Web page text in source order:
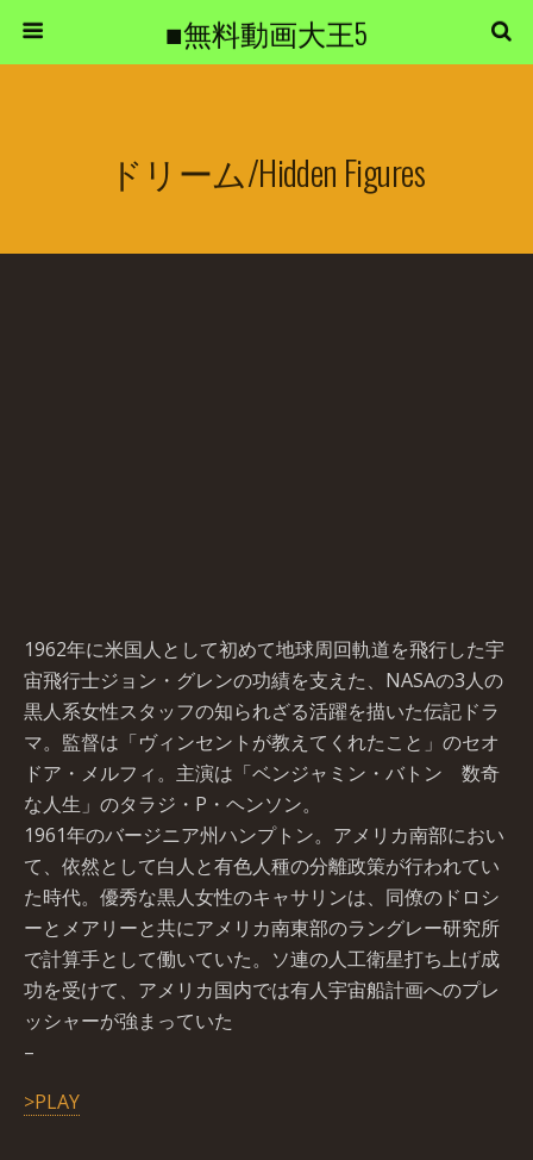
■無料動画大王5
ドリーム/Hidden Figures
1962年に米国人として初めて地球周回軌道を飛行した宇
宙飛行士ジョン・グレンの功績を支えた、NASAの3人の
黒人系女性スタッフの知られざる活躍を描いた伝記ドラ
マ。監督は「ヴィンセントが教えてくれたこと」のセオ
ドア・メルフィ。主演は「ベンジャミン・バトン 数奇
な人生」のタラジ・P・ヘンソン。
1961年のバージニア州ハンプトン。アメリカ南部におい
て、依然として白人と有色人種の分離政策が行われてい
た時代。優秀な黒人女性のキャサリンは、同僚のドロシ
ーとメアリーと共にアメリカ南東部のラングレー研究所
で計算手として働いていた。ソ連の人工衛星打ち上げ成
功を受けて、アメリカ国内では有人宇宙船計画へのプレ
ッシャーが強まっていた
–
>PLAY